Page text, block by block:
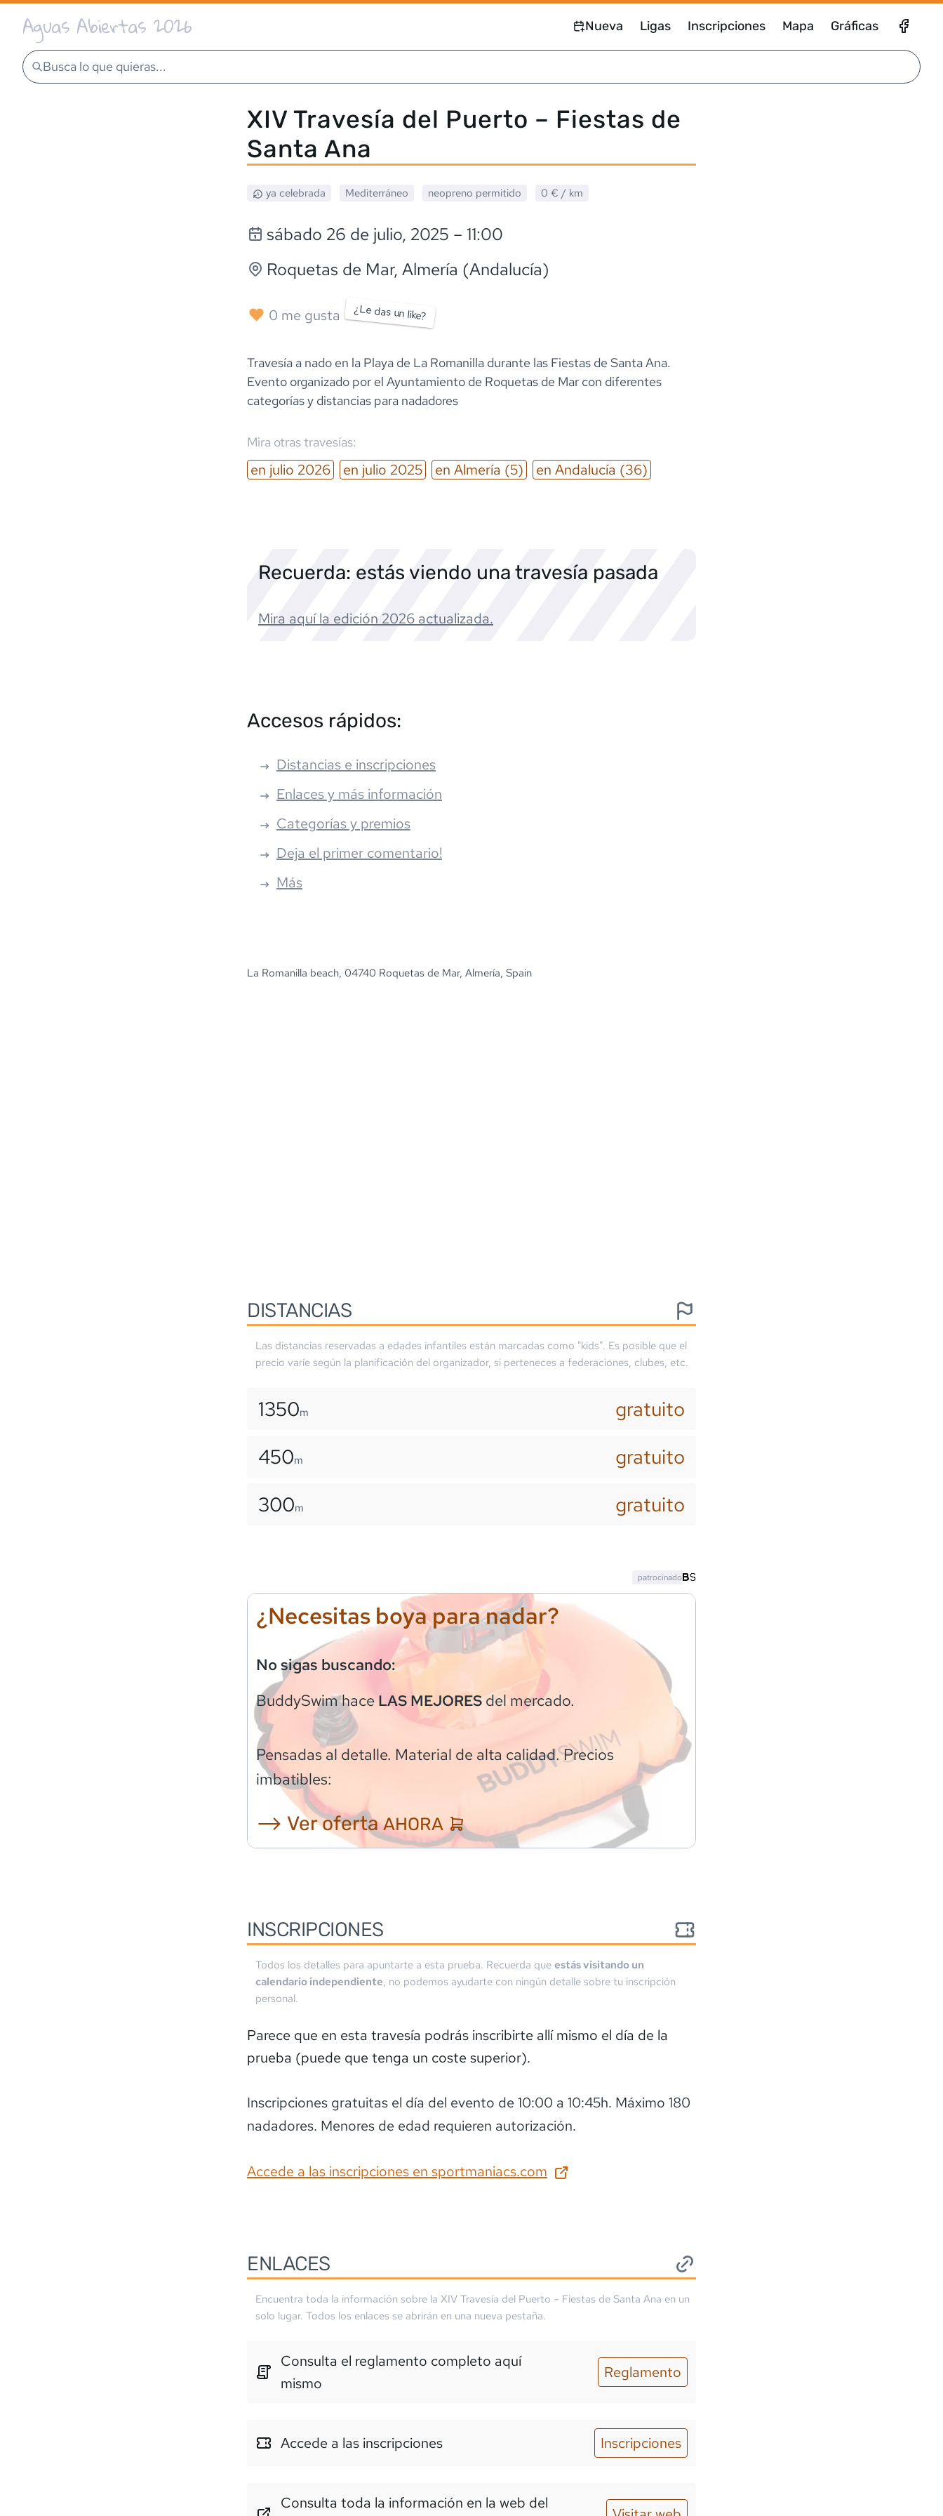
Aguas Abiertas 2026 Nueva Ligas Inscripciones Mapa Gráficas
Busca lo que quieras...
XIV Travesía del Puerto – Fiestas de
Santa Ana
ya celebrada Mediterráneo neopreno permitido 0 € / km
sábado 26 de julio, 2025 – 11:00
Roquetas de Mar, Almería (Andalucía)
0 me gusta ¿Le das un like?
Travesía a nado en la Playa de La Romanilla durante las Fiestas de Santa Ana.
Evento organizado por el Ayuntamiento de Roquetas de Mar con diferentes
categorías y distancias para nadadores
Mira otras travesías:
en julio 2026 en julio 2025 en Almería (5) en Andalucía (36)
Recuerda: estás viendo una travesía pasada
Mira aquí la edición 2026 actualizada.
Accesos rápidos:
Distancias e inscripciones
Enlaces y más información
Categorías y premios
Deja el primer comentario!
Más
La Romanilla beach, 04740 Roquetas de Mar, Almería, Spain
DISTANCIAS
Las distancias reservadas a edades infantiles están marcadas como "kids". Es posible que el
precio varíe según la planificación del organizador, si perteneces a federaciones, clubes, etc.
1350m
gratuito
450m
gratuito
300m gratuito
¿Necesitas boya para nadar?
No sigas buscando:
BuddySwimhaceLAS MEJORESdel mercado.
Pensadas al detalle. Material de alta calidad. Precios
imbatibles:
⟶ Ver ofertaAHORA
patrocinado
INSCRIPCIONES
Todos los detalles para apuntarte a esta prueba. Recuerda que estás visitando un
calendario independiente, no podemos ayudarte con ningún detalle sobre tu inscripción
personal.
Parece que en esta travesía podrás inscribirte allí mismo el día de la
prueba (puede que tenga un coste superior).
Inscripciones gratuitas el día del evento de 10:00 a 10:45h. Máximo 180
nadadores. Menores de edad requieren autorización.
Accede a las inscripciones en sportmaniacs.com
ENLACES
Encuentra toda la información sobre la XIV Travesía del Puerto – Fiestas de Santa Ana en un
solo lugar. Todos los enlaces se abrirán en una nueva pestaña.
Consulta el reglamento completo aquí
mismo
Reglamento
Accede a las inscripciones Inscripciones
Consulta toda la información en la web del